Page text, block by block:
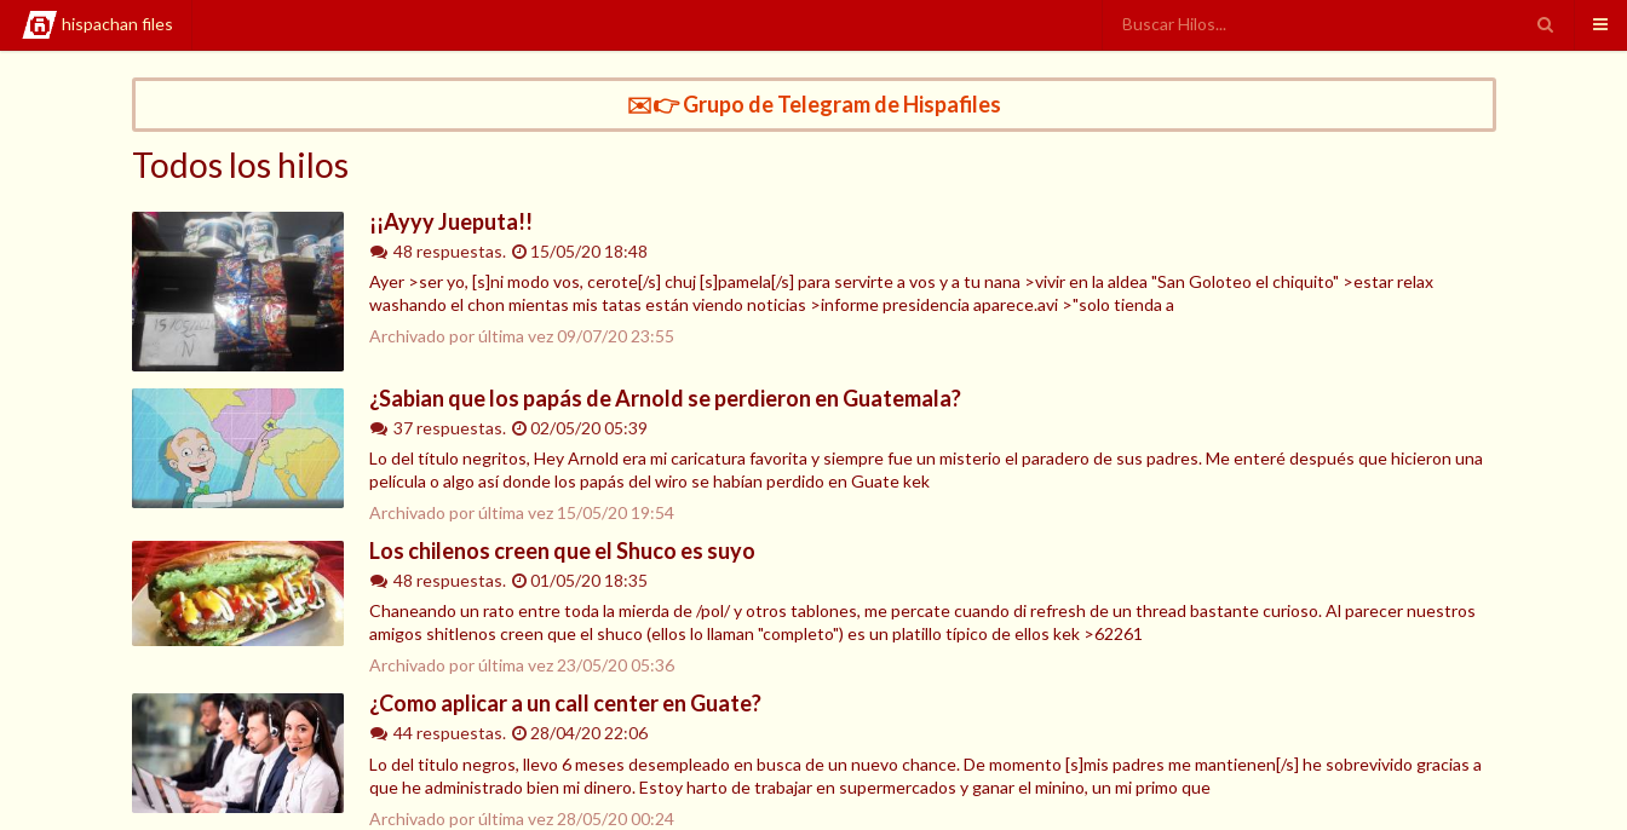
hispachan files
✉️👉 Grupo de Telegram de Hispafiles
Todos los hilos
¡¡Ayyy Jueputa!!
48 respuestas.
15/05/20 18:48
Ayer >ser yo, [s]ni modo vos, cerote[/s] chuj [s]pamela[/s] para servirte a vos y a tu nana >vivir en la aldea "San Goloteo el chiquito" >estar relax
washando el chon mientas mis tatas están viendo noticias >informe presidencia aparece.avi >"solo tienda a
Archivado por última vez09/07/20 23:55
¿Sabian que los papás de Arnold se perdieron en Guatemala?
37 respuestas.
02/05/20 05:39
Lo del título negritos, Hey Arnold era mi caricatura favorita y siempre fue un misterio el paradero de sus padres. Me enteré después que hicieron una
película o algo así donde los papás del wiro se habían perdido en Guate kek
Archivado por última vez 15/05/20 19:54
Los chilenos creen que el Shuco es suyo
48 respuestas.
01/05/20 18:35
Chaneando un rato entre toda la mierda de /pol/ y otros tablones, me percate cuando di refresh de un thread bastante curioso. Al parecer nuestros
amigos shitlenos creen que el shuco (ellos lo llaman "completo") es un platillo típico de ellos kek >62261
Archivado por última vez 23/05/20 05:36
¿Como aplicar a un call center en Guate?
44 respuestas.
28/04/20 22:06
Lo del titulo negros, llevo 6 meses desempleado en busca de un nuevo chance. De momento [s]mis padres me mantienen[/s] he sobrevivido gracias a
que he administrado bien mi dinero. Estoy harto de trabajar en supermercados y ganar el minino, un mi primo que
Archivado por última vez 28/05/20 00:24